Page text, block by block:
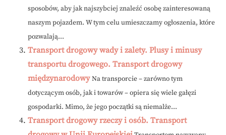
sposobów, aby jak najszybciej znaleźć osobę zainteresowaną
naszym pojazdem. W tym celu umieszczamy ogłoszenia, które
pozwalają...
Transport drogowy wady i zalety. Plusy i minusy
transportu drogowego. Transport drogowy
międzynarodowy Na transporcie – zarówno tym
dotyczącym osób, jak i towarów – opiera się wiele gałęzi
gospodarki. Mimo, że jego początki są niemalże...
Transport drogowy rzeczy i osób. Transport